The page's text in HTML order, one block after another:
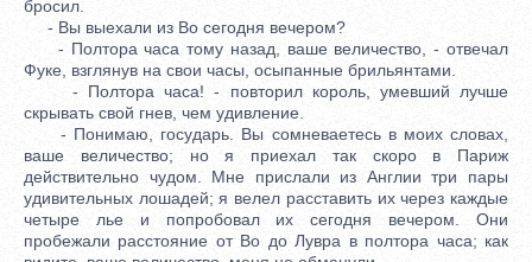
бросил.
- Вы выехали из Во сегодня вечером?
- Полтора часа тому назад, ваше величество, - отвечал
Фуке, взглянув на свои часы, осыпанные брильянтами.
- Полтора часа! - повторил король, умевший лучше
скрывать свой гнев, чем удивление.
- Понимаю, государь. Вы сомневаетесь в моих словах,
ваше величество; но я приехал так скоро в Париж
действительно чудом. Мне прислали из Англии три пары
удивительных лошадей; я велел расставить их через каждые
четыре лье и попробовал их сегодня вечером. Они
пробежали расстояние от Во до Лувра в полтора часа; как